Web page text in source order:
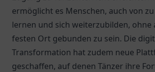
ermöglicht es Menschen, auch von
lernen und sich weiterzubilden, ohne
festen Ort gebunden zu sein. Die
Transformation hat zudem neue
geschaffen, auf denen Tänzer ihre